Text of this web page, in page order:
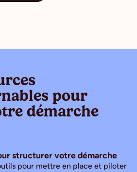
pour
démarche
structurer votre démarche
pour mettre en place et piloter